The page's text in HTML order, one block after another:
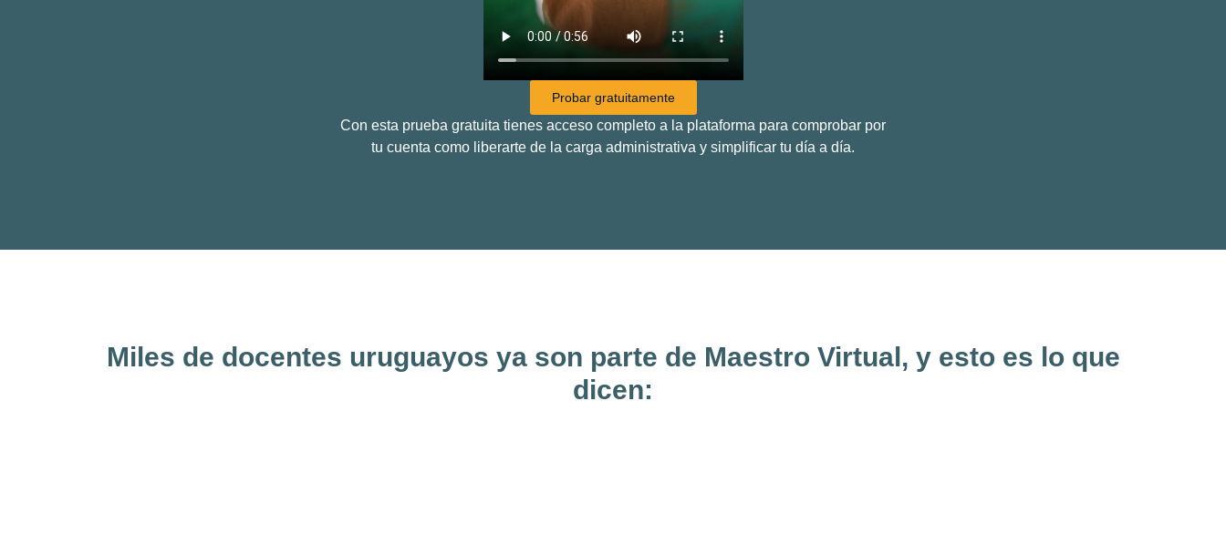
Probar gratuitamente
Con esta prueba gratuita tienes acceso completo a la plataforma para comprobar por
tu cuenta como liberarte de la carga administrativa y simplificar tu día a día.
Miles de docentes uruguayos ya son parte de Maestro Virtual, y esto es lo que
dicen: